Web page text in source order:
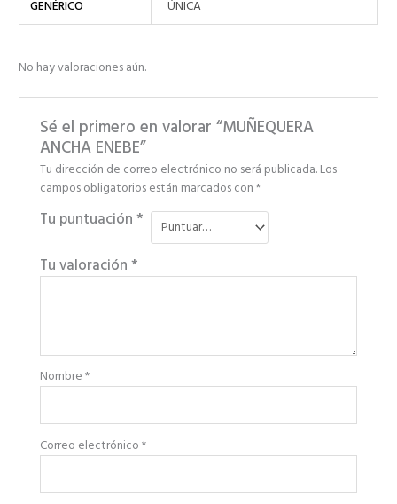
GENÉRICO
ÚNICA
No hay valoraciones aún.
Sé el primero en valorar “MUÑEQUERA
ANCHA ENEBE”
Tu dirección de correo electrónico no será publicada.Los
campos obligatorios están marcados con*
Tu puntuación*
Tu valoración*
Nombre*
Correo electrónico*